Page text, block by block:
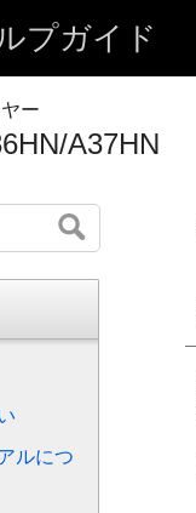
プガイド
ー
A37HN
ルにつ